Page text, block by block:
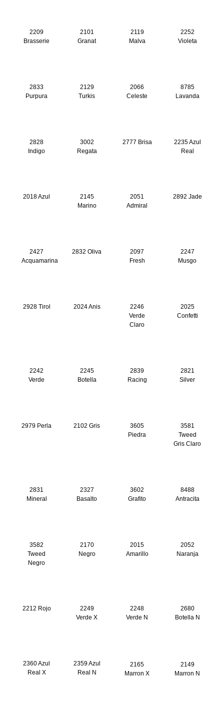
2209
Brasserie
2101
Granat
2119
Malva
2252
Violeta
2833
Purpura
2129
Turkis
2066
Celeste
8785
Lavanda
2828
Indigo
3002
Regata
2777 Brisa
2235 Azul
Real
2018 Azul
2145
Marino
2051
Admiral
2892 Jade
2427
Acquamarina
2832 Oliva
2097
Fresh
2247
Musgo
2928 Tirol 2024 Anis
2246
Verde
Claro
2025
Confetti
2242
Verde
2245
Botella
2839
Racing
2821
Silver
2979 Perla 2102 Gris
3605
Piedra
3581
Tweed
Gris Claro
2831
Mineral
2327
Basalto
3602
Grafito
8488
Antracita
3582
Tweed
Negro
2170
Negro
2015
Amarillo
2052
Naranja
2212 Rojo
2249
Verde X
2248
Verde N
2680
Botella N
2360 Azul
Real X
2359 Azul
Real N
2165
Marron X
2149
Marron N